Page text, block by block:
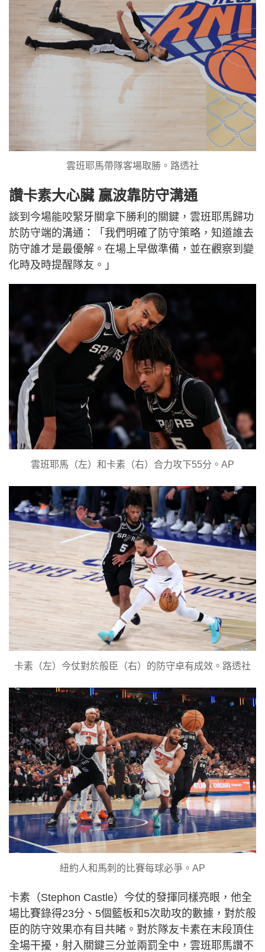
雲班耶馬帶隊客場取勝。路透社
讚卡素大心臟 贏波靠防守溝通
談到今場能咬緊牙關拿下勝利的關鍵，雲班耶馬歸功
於防守端的溝通：「我們明確了防守策略，知道誰去
防守誰才是最優解。在場上早做準備，並在觀察到變
化時及時提醒隊友。」
雲班耶馬（左）和卡素（右）合力攻下55分。AP
卡素（左）今仗對於般臣（右）的防守卓有成效。路透社
紐約人和馬刺的比賽每球必爭。AP
卡素（Stephon Castle）今仗的發揮同樣亮眼，他全
場比賽錄得23分、5個籃板和5次助攻的數據，對於般
臣的防守效果亦有目共睹。對於隊友卡素在末段頂住
全場干擾，射入關鍵三分並兩罰全中，雲班耶馬讚不